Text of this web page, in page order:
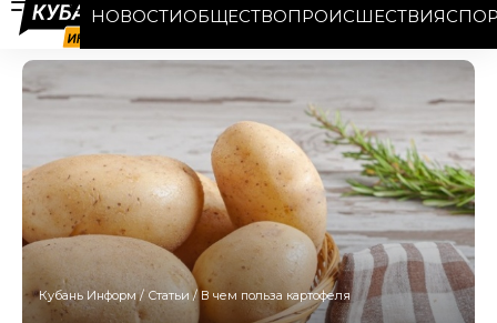
НОВОСТИОБЩЕСТВОПРОИСШЕСТВИЯ
Кубань Информ/Статьи /В чем польза картофеля